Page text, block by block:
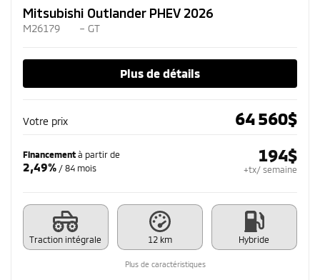
Mitsubishi Outlander PHEV 2026
M26179 – GT
Plus de détails
Votre prix 64 560$
Financement à partir de
2,49% / 84 mois
194$
+tx/ semaine
Traction intégrale 12 km Hybride
Plus de caractéristiques